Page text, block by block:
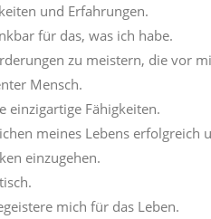
und Erfahrungen.
für das, was ich habe.
zu meistern, die vor
Mensch.
einzigartige Fähigkeiten.
meines Lebens erfolgreich
einzugehen.
mich für das Leben.